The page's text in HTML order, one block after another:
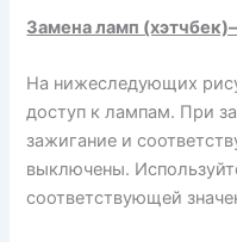
Замена ламп
На нижеследующих
доступ к лампам. При
зажигание и
выключены.
соответствующей